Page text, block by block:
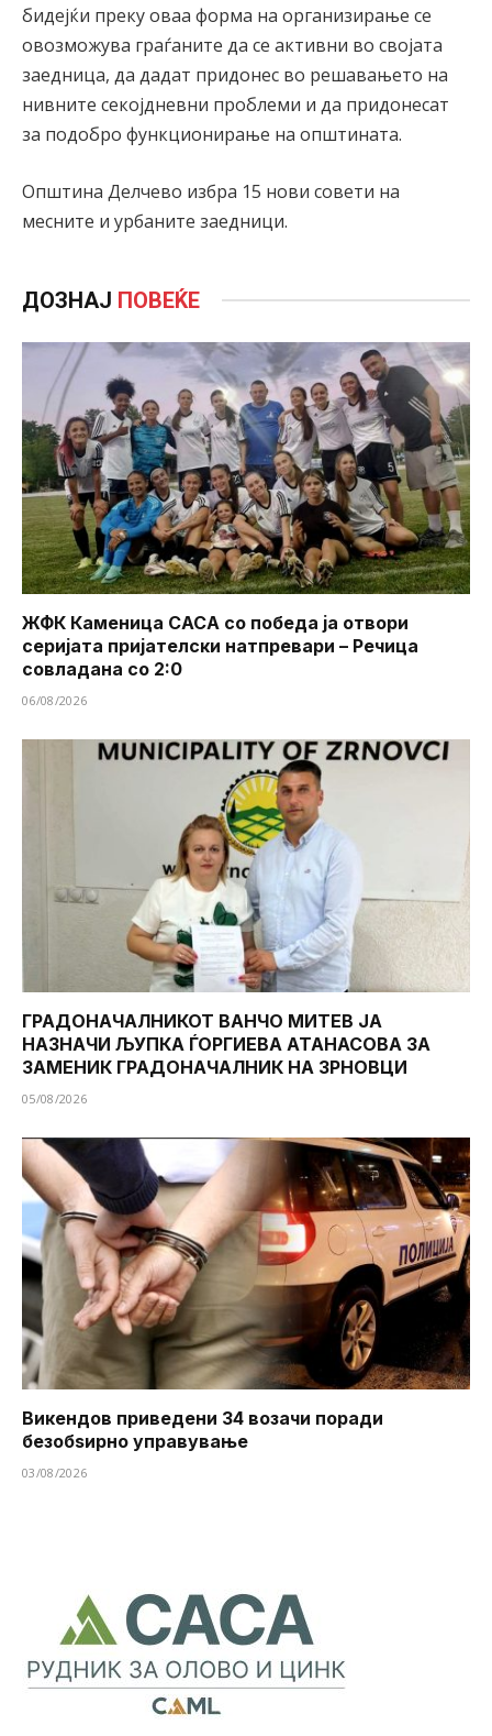
бидејќи преку оваа форма на организирање се
овозможува граѓаните да се активни во својата
заедница, да дадат придонес во решавањето на
нивните секојдневни проблеми и да придонесат
за подобро функционирање на општината.
Општина Делчево избра 15 нови совети на
месните и урбаните заедници.
ДОЗНАЈ ПОВЕЌЕ
ЖФК Каменица САСА со победа ја отвори
серијата пријателски натпревари – Речица
совладана со 2:0
06/08/2026
ГРАДОНАЧАЛНИКОТ ВАНЧО МИТЕВ ЈА
НАЗНАЧИ ЉУПКА ЃОРГИЕВА АТАНАСОВА ЗА
ЗАМЕНИК ГРАДОНАЧАЛНИК НА ЗРНОВЦИ
05/08/2026
Викендов приведени 34 возачи поради
безобѕирно управување
03/08/2026